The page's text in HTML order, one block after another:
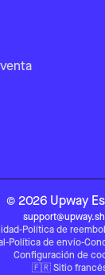
© 2026 Upway
-Política de
-Política de envío-
Configuración de
🇫🇷 Sitio